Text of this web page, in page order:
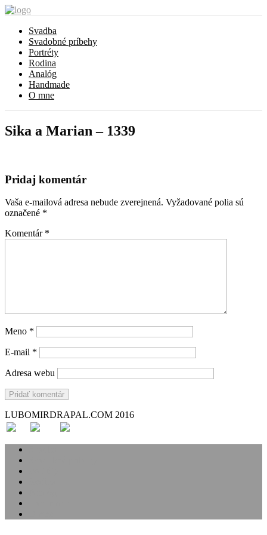
Svadba
Svadobné príbehy
Portréty
Rodina
Analóg
Handmade
O mne
Sika a Marian – 1339
Pridaj komentár
Vaša e-mailová adresa nebude zverejnená. Vyžadované polia sú
označené *
Komentár *
Meno *
E-mail *
Adresa webu
LUBOMIRDRAPAL.COM 2016